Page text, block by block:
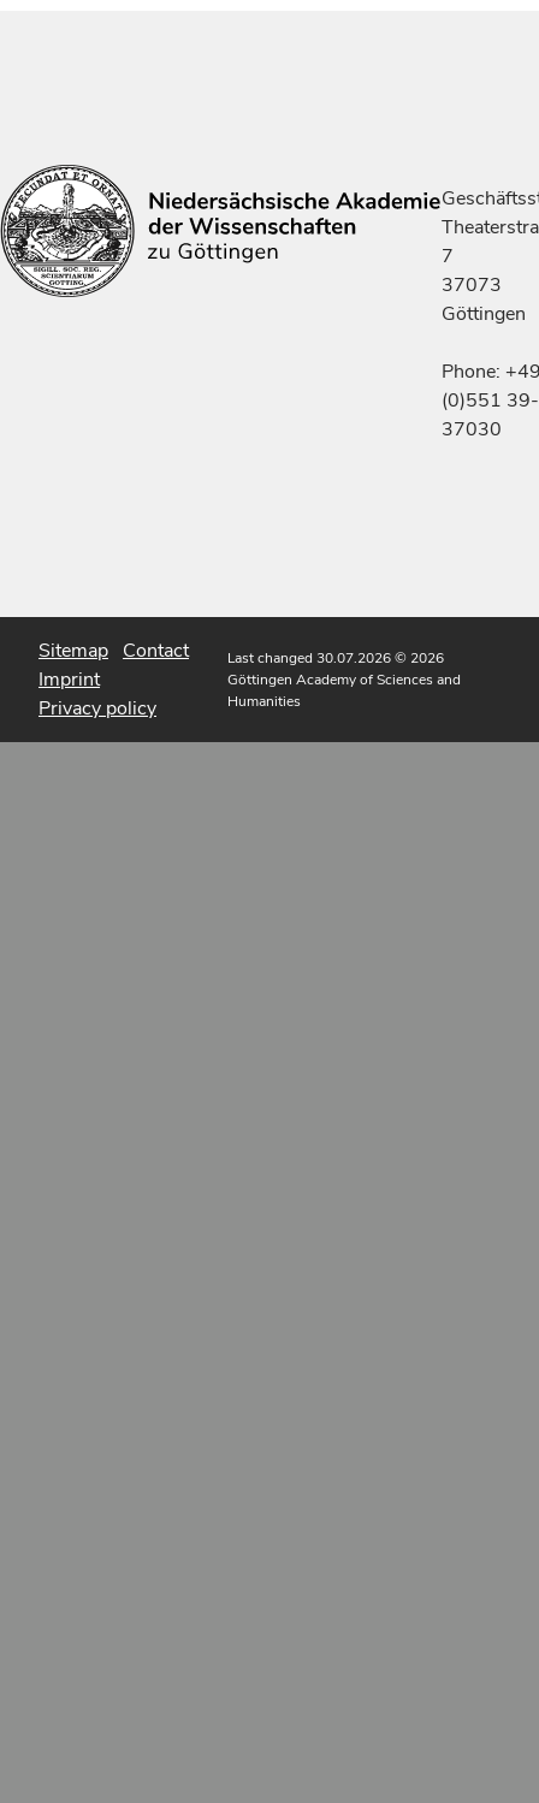
7
37073
Göttingen
Phone:
(0)551 39-
37030
Sitemap Contact
Imprint
Privacy policy
Last changed 30.07.2026© 2026
Göttingen Academy of Sciences and
Humanities